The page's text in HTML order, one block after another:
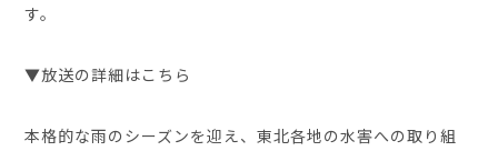
お役立ち資料
す。
▼放送の詳細はこちら
本格的な雨のシーズンを迎え、東北各地の水害への取り組